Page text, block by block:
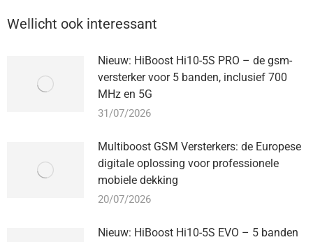
Wellicht ook interessant
Nieuw: HiBoost Hi10-5S PRO – de gsm-
versterker voor 5 banden, inclusief 700
MHz en 5G
31/07/2026
Multiboost GSM Versterkers: de Europese
digitale oplossing voor professionele
mobiele dekking
20/07/2026
Nieuw: HiBoost Hi10-5S EVO – 5 banden